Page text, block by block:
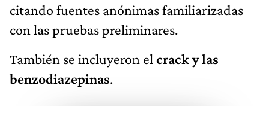
citando fuentes anónimas familiarizadas
con las pruebas preliminares.
También se incluyeron el crack y las
benzodiazepinas.